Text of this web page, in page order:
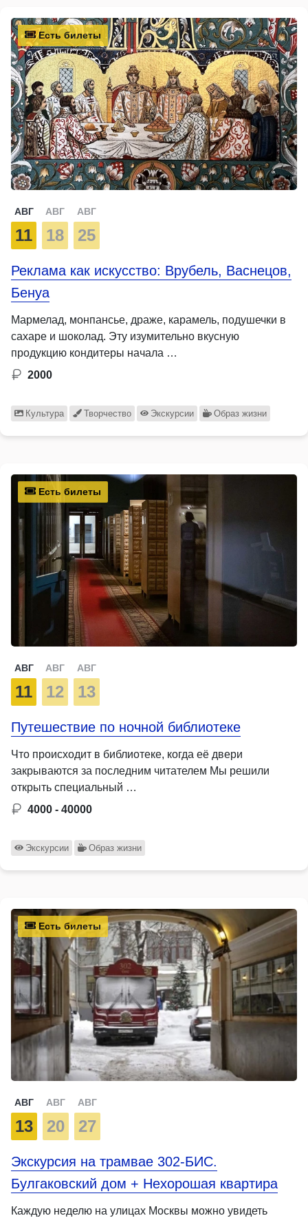
Есть билеты
АВГ
11
АВГ
18
АВГ
25
Реклама как искусство: Врубель, Васнецов,
Бенуа
Мармелад, монпансье, драже, карамель, подушечки в
сахаре и шоколад. Эту изумительно вкусную
продукцию кондитеры начала …
2000
Культура Творчество Экскурсии Образ жизни
Есть билеты
АВГ
11
АВГ
12
АВГ
13
Путешествие по ночной библиотеке
Что происходит в библиотеке, когда её двери
закрываются за последним читателем Мы решили
открыть специальный …
4000 - 40000
Экскурсии Образ жизни
Есть билеты
АВГ
13
АВГ
20
АВГ
27
Экскурсия на трамвае 302-БИС.
Булгаковский дом + Нехорошая квартира
Каждую неделю на улицах Москвы можно увидеть